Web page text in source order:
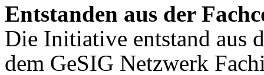
Entstanden aus der
Die Initiative entstand aus
dem GeSIG Netzwerk